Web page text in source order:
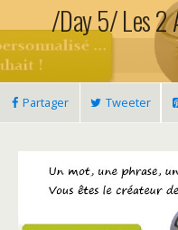
/Day 5/ Les 2
Partager Tweeter